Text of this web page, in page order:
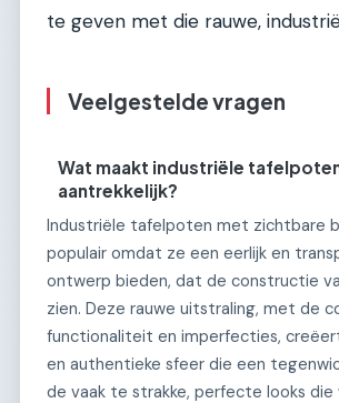
te geven met die rauwe,
Veelgestelde vragen
Wat maakt industriële
aantrekkelijk?
Industriële tafelpoten met zichtbare
populair omdat ze een eerlijk en
ontwerp bieden, dat de constructie
zien. Deze rauwe uitstraling, met de
functionaliteit en imperfecties,
en authentieke sfeer die een
de vaak te strakke, perfecte looks die